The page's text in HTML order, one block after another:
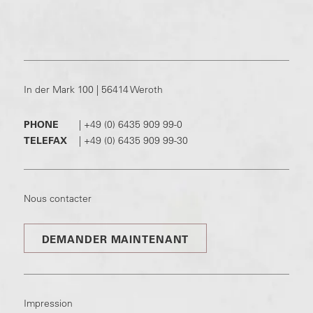
In der Mark 100 | 56414 Weroth
PHONE | +49 (0) 6435 909 99-0
TELEFAX
| +49 (0) 6435 909 99-30
Nous contacter
DEMANDER MAINTENANT
Impression